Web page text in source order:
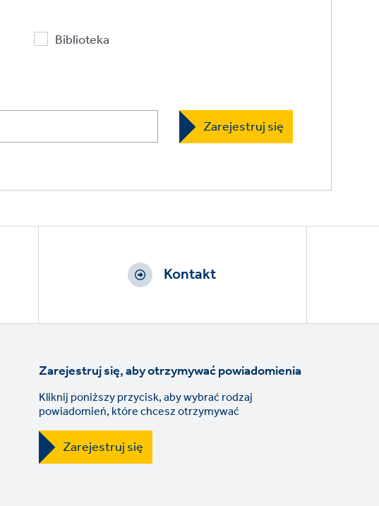
Biblioteka
Kontakt
Zarejestruj się, aby otrzymywać powiadomienia
Kliknij poniższy przycisk, aby wybrać rodzaj
powiadomień, które chcesz otrzymywać
Zarejestruj się